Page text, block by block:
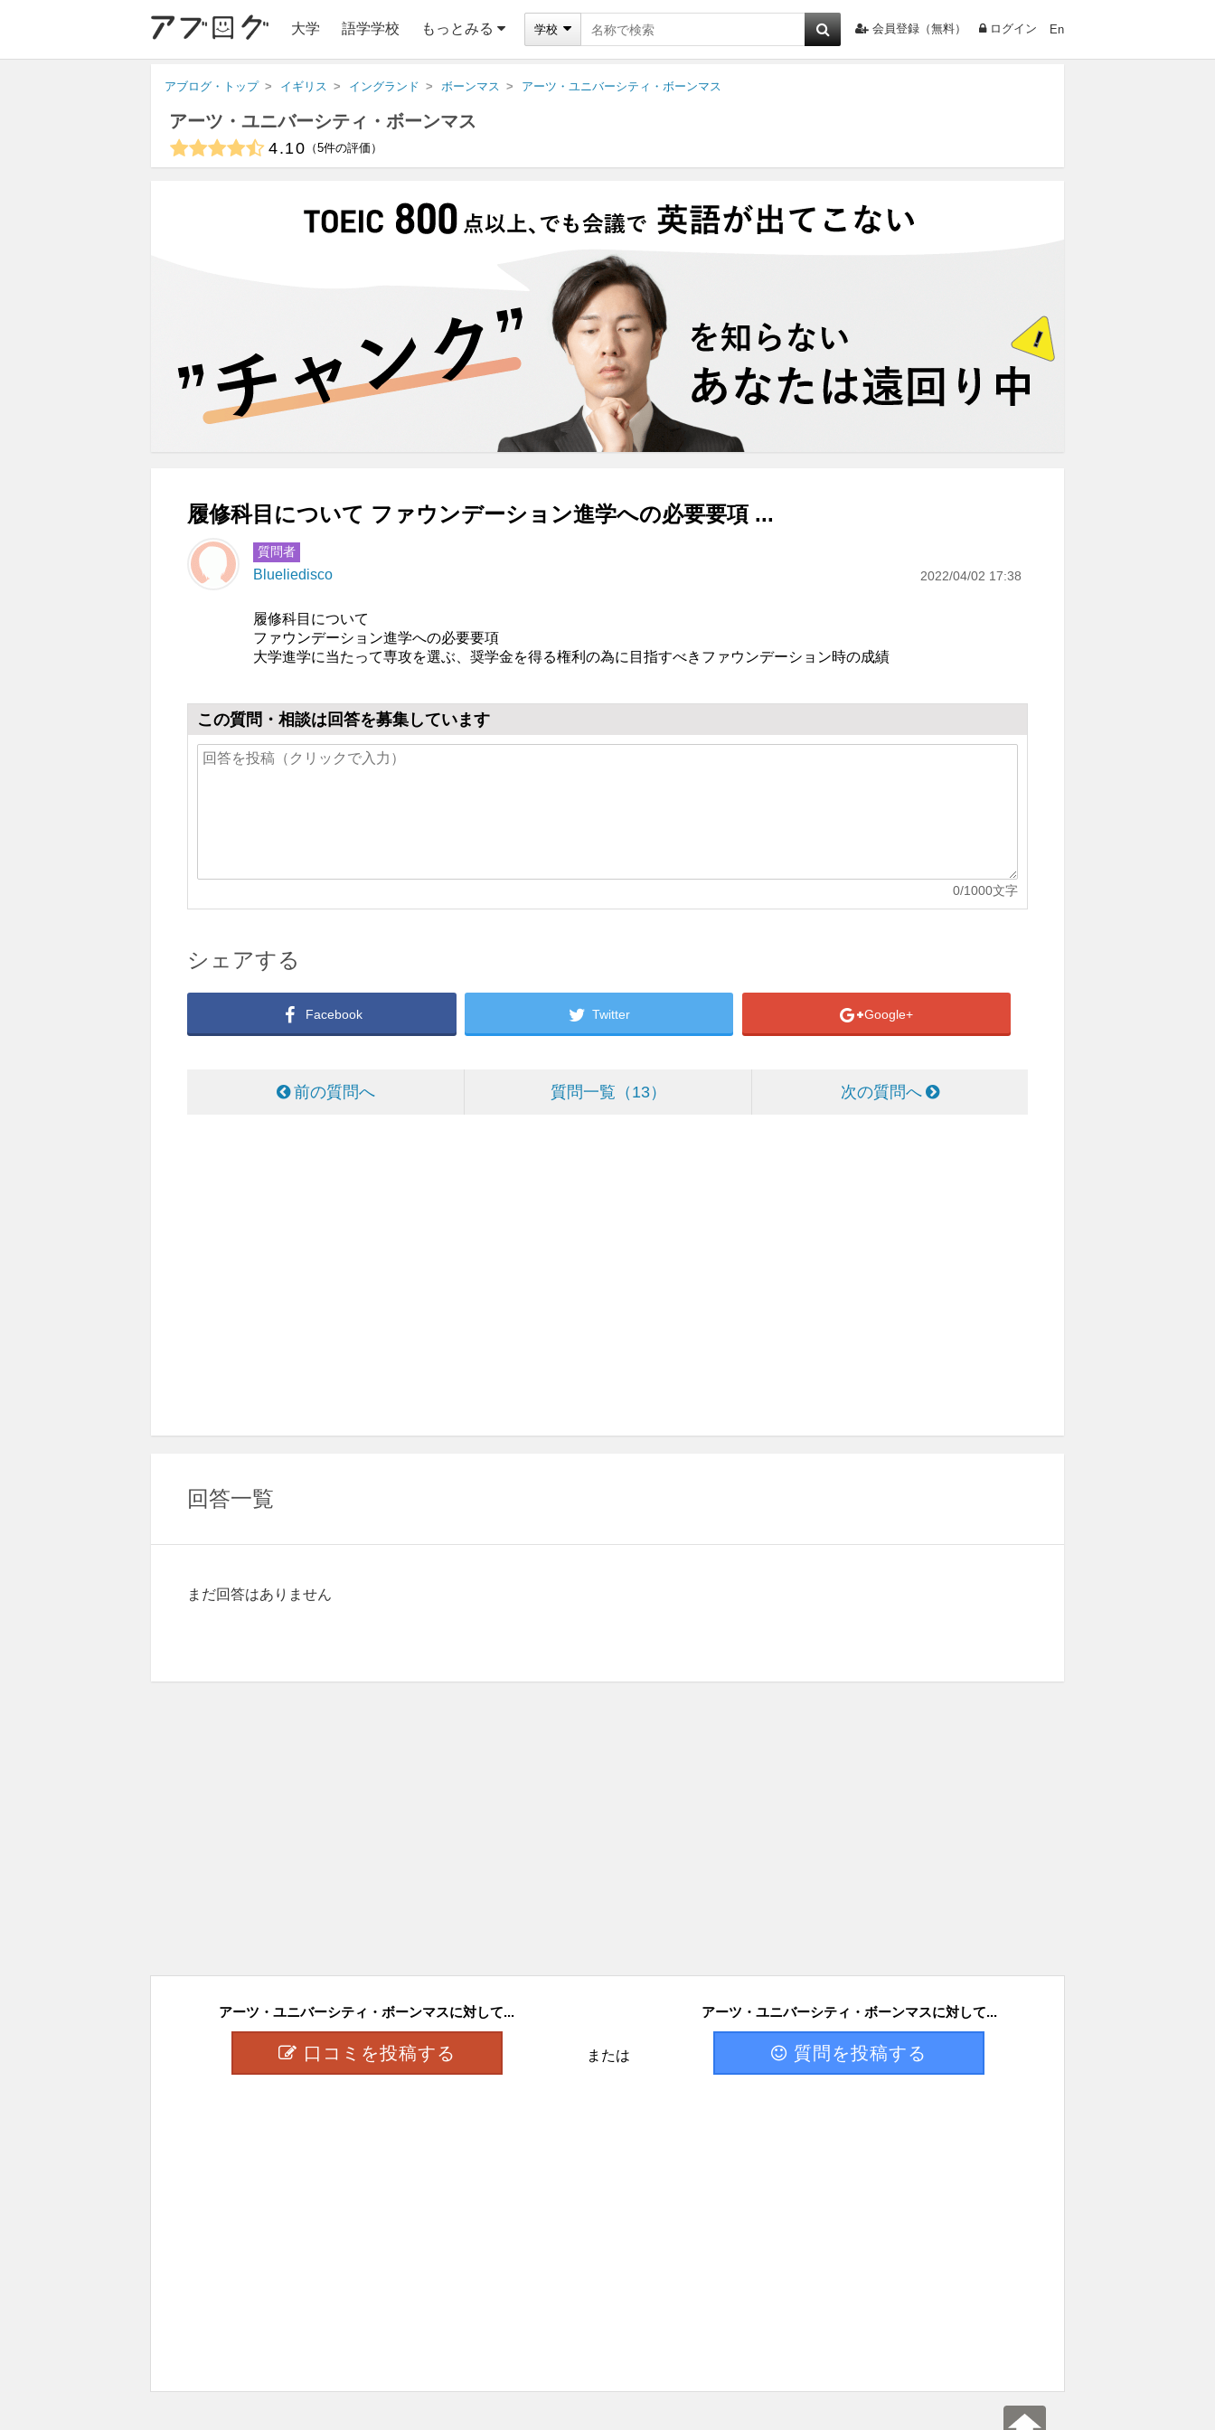
大学 語学学校 もっとみる 学校 会員登録（無料） ログイン En
アブログ・トップ イギリス イングランド ボーンマス アーツ・ユニバーシティ・ボーンマス
アーツ・ユニバーシティ・ボーンマス
4.10 5件の評価
履修科目について ファウンデーション進学への必要要項 ...
質問者
Blueliedisco 2022/04/02 17:38
履修科目について
ファウンデーション進学への必要要項
大学進学に当たって専攻を選ぶ、奨学金を得る権利の為に目指すべきファウンデーション時の成績
この質問・相談は回答を募集しています
0/1000文字
シェアする
Facebook Twitter Google+
前の質問へ 質問一覧 13 次の質問へ
回答一覧
まだ回答はありません
アーツ・ユニバーシティ・ボーンマスに対して...
口コミを投稿する または
アーツ・ユニバーシティ・ボーンマスに対して...
質問を投稿する